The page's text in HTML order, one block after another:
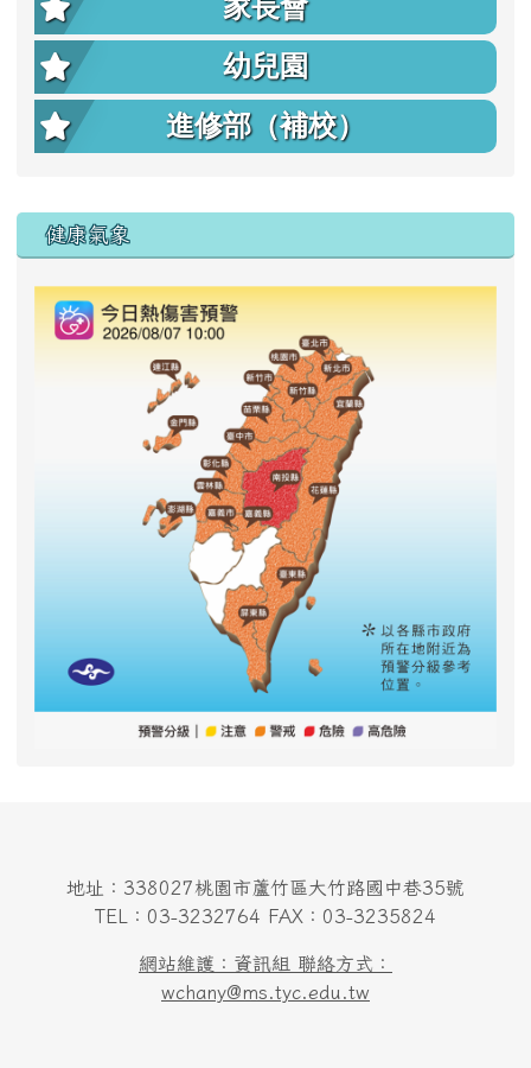
家長會
幼兒園
進修部（補校）
右邊區域內容
健康氣象
地址：338027桃園市蘆竹區大竹路國中巷35號
TEL：03-3232764 FAX：03-3235824
網站維護：資訊組 聯絡方式：
wchany@ms.tyc.edu.tw